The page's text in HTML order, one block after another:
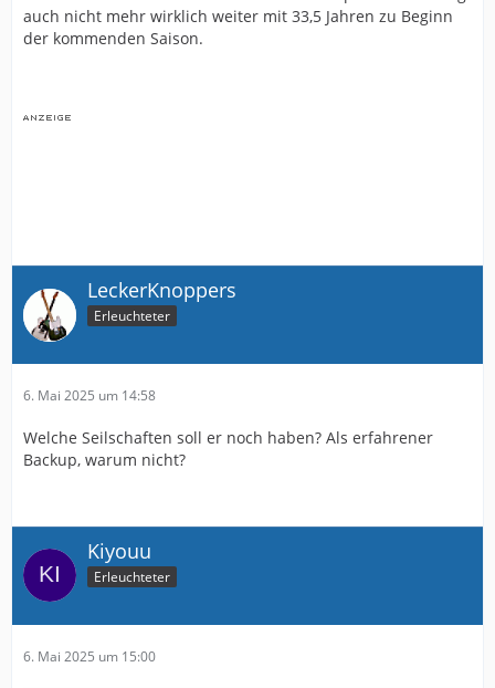
auch nicht mehr wirklich weiter mit 33,5 Jahren zu Beginn
der kommenden Saison.
LeckerKnoppers
Erleuchteter
6. Mai 2025 um 14:58
Welche Seilschaften soll er noch haben? Als erfahrener
Backup, warum nicht?
Kiyouu
Erleuchteter
6. Mai 2025 um 15:00